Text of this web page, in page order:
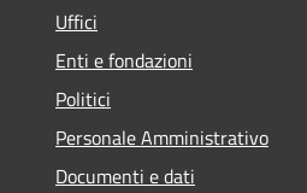
Uffici
Enti e fondazioni
Politici
Personale Amministrativo
Documenti e dati